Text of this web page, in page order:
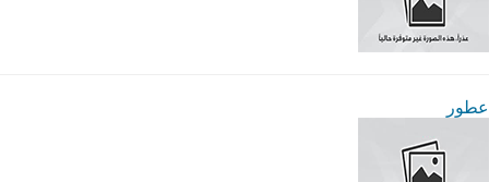
عطور